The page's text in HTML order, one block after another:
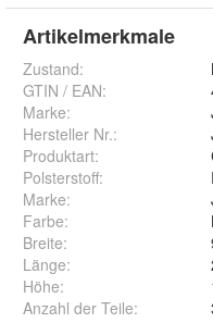
Artikelmerkmale
Zustand:
GTIN / EAN:
Marke:
Hersteller Nr.:
Produktart:
Polsterstoff:
Marke:
Farbe:
Breite:
Länge:
Höhe:
Anzahl der Teile: